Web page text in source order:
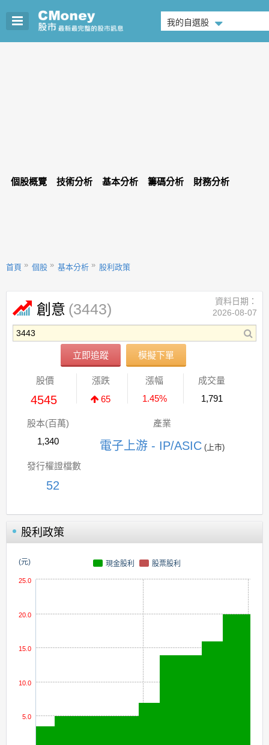
我的自選股
個股概覽 技術分析 基本分析 籌碼分析 財務分析
首頁 個股 基本分析 股利政策
創意 (3443)
立即追蹤 模擬下單
資料日期：
2026-08-07
股價
4545
漲跌
65
漲幅
1.45%
成交量
1,791
股本(百萬)
1,340
產業
電子上游 - IP/ASIC (上市)
發行權證檔數
52
股利政策
(元) 現金股利 股票股利
5.0
10.0
15.0
20.0
25.0